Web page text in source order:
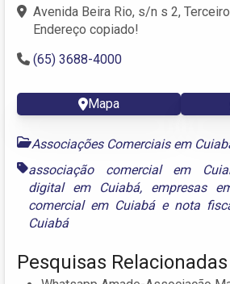
Avenida Beira Rio, s/n s 2,
Endereço copiado!
(65) 3688-4000
Mapa
Associações Comerciais em
associação comercial em
digital em Cuiabá, empresas
comercial em Cuiabáe nota
Cuiabá
Pesquisas Relacionadas